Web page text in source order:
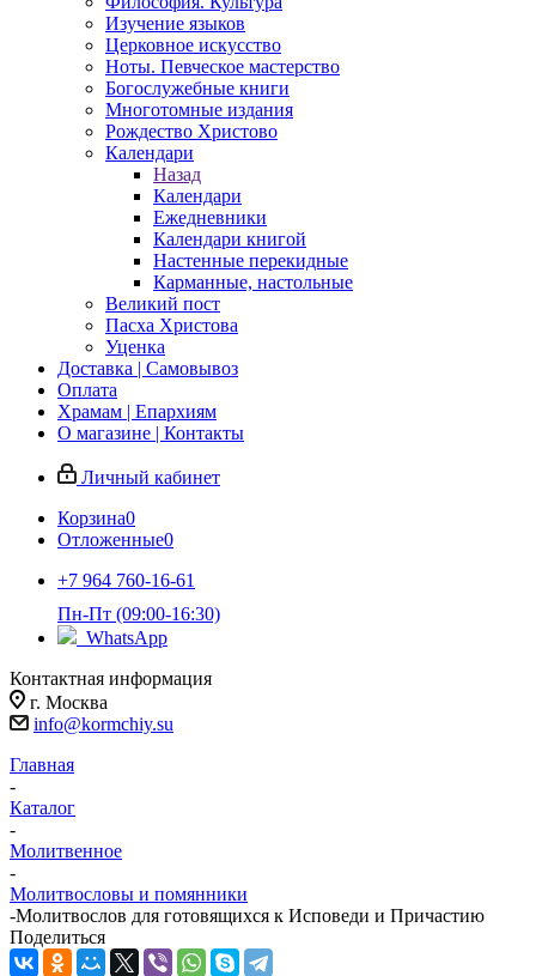
Изучение языков
Церковное искусство
Ноты. Певческое мастерство
Богослужебные книги
Многотомные издания
Рождество Христово
Календари
Назад
Календари
Ежедневники
Календари книгой
Настенные перекидные
Карманные, настольные
Великий пост
Пасха Христова
Уценка
Доставка | Самовывоз
Оплата
Храмам | Епархиям
О магазине | Контакты
Личный кабинет
Корзина0
Отложенные0
+7 964 760-16-61
Пн-Пт (09:00-16:30)
WhatsApp
Контактная информация
г. Москва
info@kormchiy.su
Главная
-
Каталог
-
Молитвенное
-
Молитвословы и помянники
-Молитвослов для готовящихся к Исповеди и Причастию
Поделиться